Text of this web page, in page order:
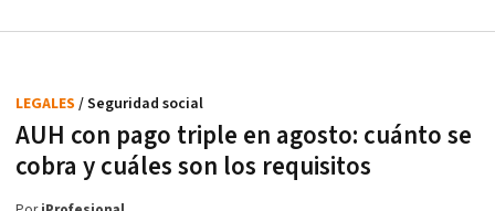
AUH con pago triple en agosto: cuánto se
cobra y cuáles son los requisitos
LEGALES / Seguridad social